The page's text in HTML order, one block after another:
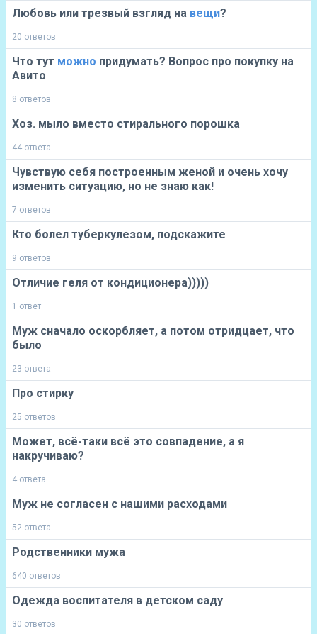
Любовь или трезвый взгляд на вещи?
20 ответов
Что тут можно придумать? Вопрос про покупку на
Авито
8 ответов
Хоз. мыло вместо стирального порошка
44 ответа
Чувствую себя построенным женой и очень хочу
изменить ситуацию, но не знаю как!
7 ответов
Кто болел туберкулезом, подскажите
9 ответов
Отличие геля от кондиционера)))))
1 ответ
Муж сначало оскорбляет, а потом отридцает, что
было
23 ответа
Про стирку
25 ответов
Может, всё-таки всё это совпадение, а я
накручиваю?
4 ответа
Муж не согласен с нашими расходами
52 ответа
Родственники мужа
640 ответов
Одежда воспитателя в детском саду
30 ответов